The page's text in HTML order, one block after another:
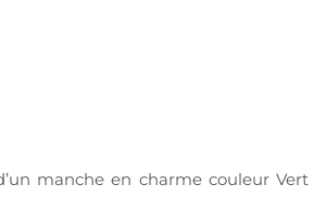
manche en charme couleur